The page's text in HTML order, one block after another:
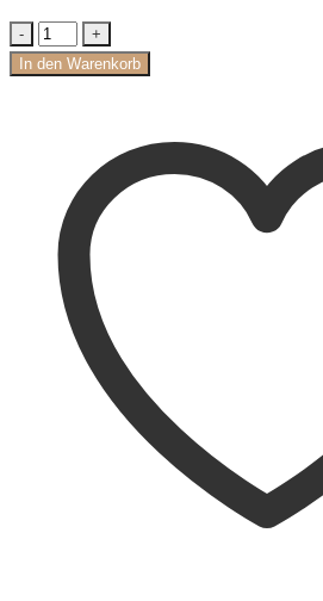
In den Warenkorb